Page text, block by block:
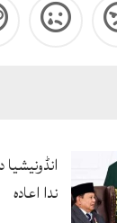
ندا اعادہ